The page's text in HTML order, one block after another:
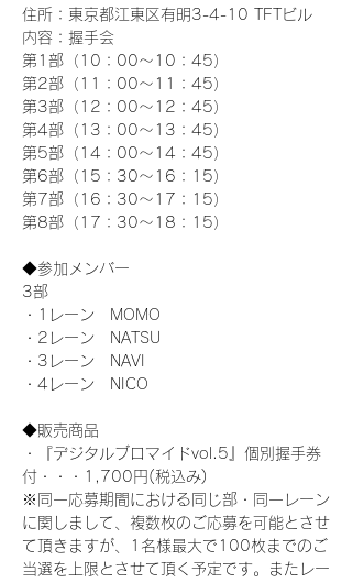
住所：東京都江東区有明3-4-10 TFTビル
内容：握手会
第1部（10：00～10：45）
第2部（11：00～11：45）
第3部（12：00～12：45）
第4部（13：00～13：45）
第5部（14：00～14：45）
第6部（15：30～16：15）
第7部（16：30～17：15）
第8部（17：30～18：15）
◆参加メンバー
3部
・1レーン　MOMO
・2レーン　NATSU
・3レーン　NAVI
・4レーン　NICO
◆販売商品
・『デジタルブロマイドvol.5』個別握手券
付・・・1,700円(税込み)
※同一応募期間における同じ部・同一レーン
に関しまして、複数枚のご応募を可能とさせ
て頂きますが、1名様最大で100枚までのご
当選を上限とさせて頂く予定です。またレー